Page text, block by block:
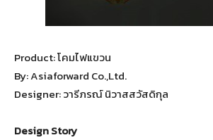
Product: โคมไฟแขวน
By: Asiaforward Co.,Ltd.
Designer: วารีภรณ์ นิวาสสวัสดิกุล
Design Story